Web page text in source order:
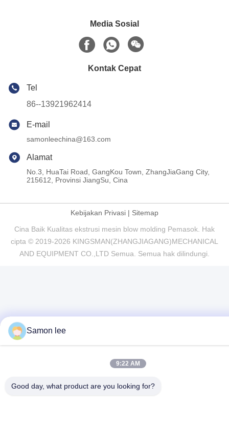
Media Sosial
Kontak Cepat
Tel
86--13921962414
E-mail
samonleechina@163.com
Alamat
No.3, HuaTai Road, GangKou Town, ZhangJiaGang City,
215612, Provinsi JiangSu, Cina
Kebijakan Privasi | Sitemap
Cina Baik Kualitas ekstrusi mesin blow molding Pemasok. Hak
cipta © 2019-2026 KINGSMAN(ZHANGJIAGANG)MECHANICAL
AND EQUIPMENT CO.,LTD Semua. Semua hak dilindungi.
Samon lee
9:22 AM
Good day, what product are you looking for?